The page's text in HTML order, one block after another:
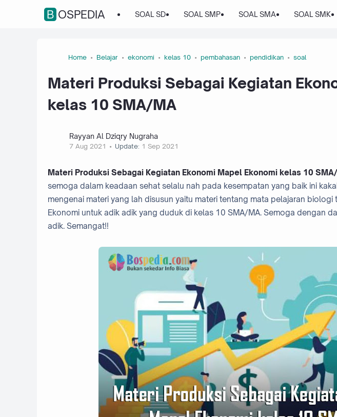
BOSPEDIA SOAL SD SOAL SMP SOAL SMA SOAL SMK
Home Belajar ekonomi kelas 10 pembahasan pendidikan soal
Materi Produksi Sebagai Kegiatan
kelas 10 SMA/MA
Rayyan Al Dziqry Nugraha
7 Aug 2021 Update: 1 Sep 2021
Materi Produksi Sebagai Kegiatan Ekonomi Mapel Ekonomi kelas 10
semoga dalam keadaan sehat selalu nah pada kesempatan yang baik ini
mengenai materi yang lah disusun yaitu materi tentang mata pelajaran
Ekonomi untuk adik adik yang duduk di kelas 10 SMA/MA. Semoga dengan
adik. Semangat!!